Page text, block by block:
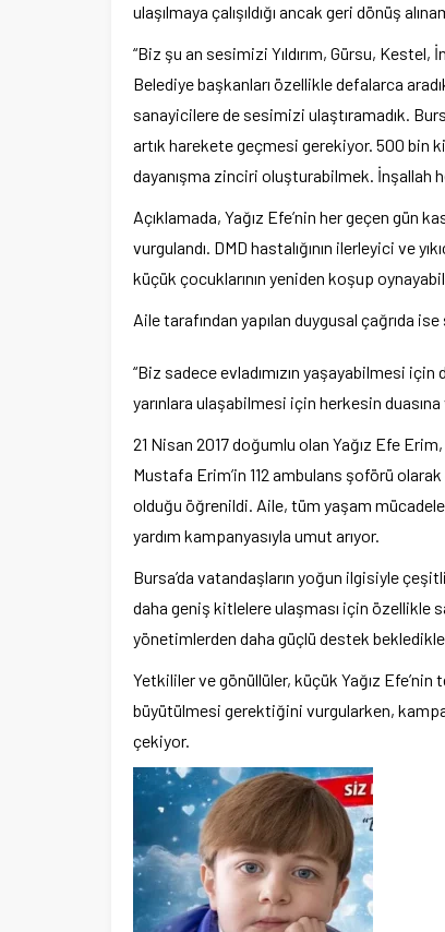
ulaşılmaya çalışıldığı ancak geri dönüş
“Biz şu an sesimizi Yıldırım, Gürsu,
Belediye başkanları özellikle defalarca
sanayicilere de sesimizi ulaştıramadık.
artık harekete geçmesi gerekiyor. 500 bin
dayanışma zinciri oluşturabilmek. İnşallah
Açıklamada, Yağız Efe’nin her geçen gün
vurgulandı. DMD hastalığının ilerleyici ve
küçük çocuklarının yeniden koşup
Aile tarafından yapılan duygusal çağrıda
“Biz sadece evladımızın yaşayabilmesi
yarınlara ulaşabilmesi için herkesin
21 Nisan 2017 doğumlu olan Yağız Efe
Mustafa Erim’in 112 ambulans şoförü
olduğu öğrenildi. Aile, tüm yaşam
yardım kampanyasıyla umut arıyor.
Bursa’da vatandaşların yoğun ilgisiyle
daha geniş kitlelere ulaşması için özellikle
yönetimlerden daha güçlü destek
Yetkililer ve gönüllüler, küçük Yağız
büyütülmesi gerektiğini vurgularken,
çekiyor.